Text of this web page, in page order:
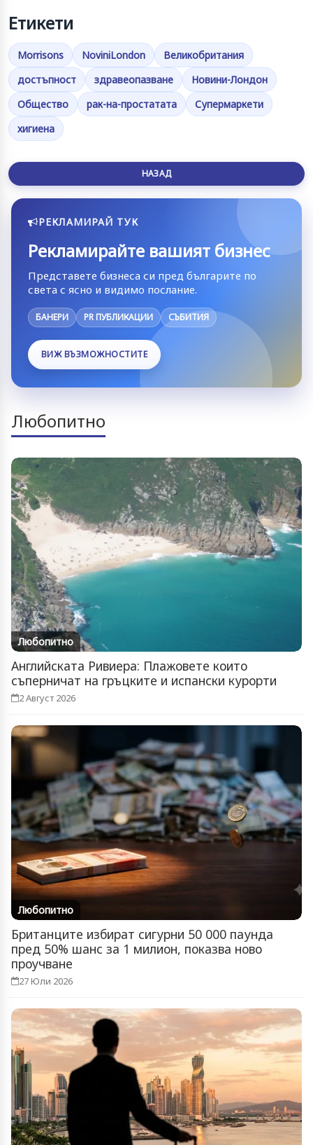
Етикети
Morrisons NoviniLondon
Великобритания
достъпност
здравеопазване
Новини-Лондон
Общество
рак-на-простатата
Супермаркети
хигиена
НАЗАД
РЕКЛАМИРАЙ ТУК
Рекламирайте вашият бизнес
Представете бизнеса си пред българите по
света с ясно и видимо послание.
БАНЕРИ PR ПУБЛИКАЦИИ СЪБИТИЯ
ВИЖ ВЪЗМОЖНОСТИТЕ
Любопитно
Любопитно
Английската Ривиера: Плажовете които
съперничат на гръцките и испански курорти
2 Август 2026
Любопитно
Британците избират сигурни 50 000 паунда
пред 50% шанс за 1 милион, показва ново
проучване
27 Юли 2026